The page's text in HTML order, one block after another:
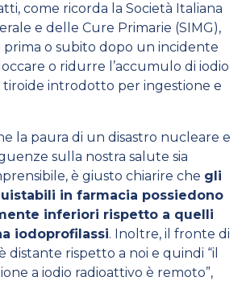
come ricorda la Società Italiana
e delle Cure Primarie (SIMG),
prima o subito dopo un incidente
o ridurre l’accumulo di iodio
tiroide introdotto per ingestione e
la paura di un disastro nucleare e
sulla nostra salute sia
è giusto chiarire che gli
in farmacia possiedono
inferiori rispetto a quelli
iodoprofilassi. Inoltre, il fronte di
distante rispetto a noi e quindi “il
a iodio radioattivo è remoto”,